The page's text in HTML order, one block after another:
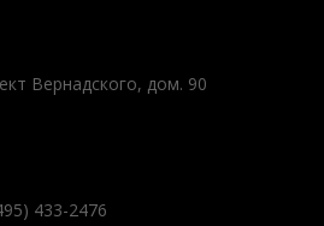
Вернадского, дом. 90
433-2476